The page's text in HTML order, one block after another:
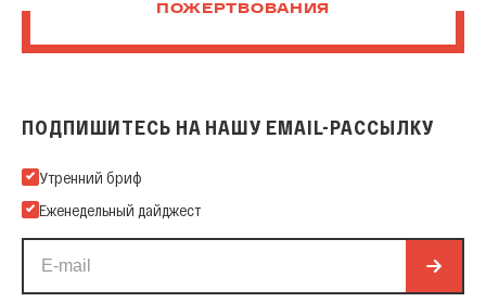
ПОЖЕРТВОВАНИЯ
ПОДПИШИТЕСЬ НА НАШУ EMAIL-РАССЫЛКУ
Подпишитесь на нашу Email-рассылку
Утренний бриф
Еженедельный дайджест